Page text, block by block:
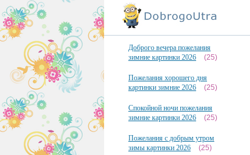
Доброго вечера пожелания
зимние картинки 2026
(25)
Пожелания хорошего дня
картинки зимние 2026
(25)
Спокойной ночи пожелания
зимние картинки 2026
(25)
Пожелания с добрым утром
зимы картинки 2026
(25)